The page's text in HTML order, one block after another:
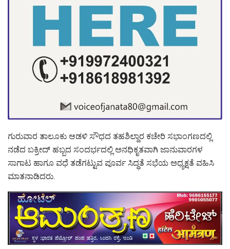
ಗುರುವಾರ ತಾಲೂಕು ಆಡಳಿ ಸೌಧದ ತಹಶಿಲ್ದಾರ ಕಚೇರಿ ಸಭಾಂಗಣದಲ್ಲಿ
ನಡೆದ ಬಕ್ರೀದ್ ಹಬ್ಬದ ಸಂದರ್ಭದಲ್ಲಿ ಅನಧಿಕೃತವಾಗಿ ಜಾನುವಾರಗಳ
ಸಾಗಾಟ ಹಾಗೂ ವಧೆ ತಡೆಗಟ್ಟುವ ಪೂರ್ವ ಸಿದ್ಧತೆ ಸಭೆಯ ಅಧ್ಯಕ್ಷತೆ ವಹಿಸಿ
ಮಾತನಾಡಿದರು.